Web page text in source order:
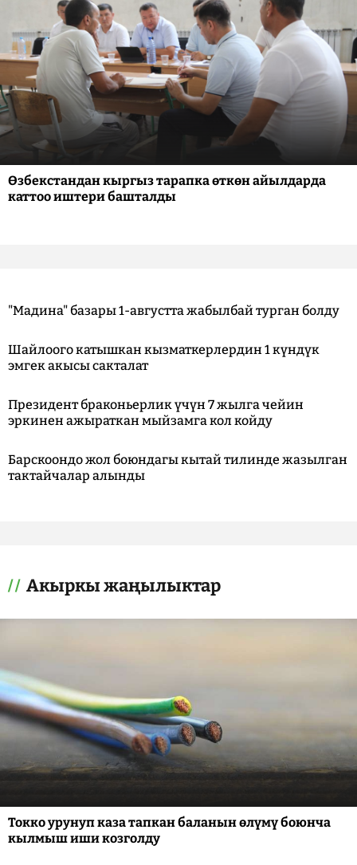
Өзбекстандан кыргыз тарапка өткөн айылдарда
каттоо иштери башталды
"Мадина" базары 1-августта жабылбай турган болду
Шайлоого катышкан кызматкерлердин 1 күндүк
эмгек акысы сакталат
Президент браконьерлик үчүн 7 жылга чейин
эркинен ажыраткан мыйзамга кол койду
Барскоондо жол боюндагы кытай тилинде жазылган
тактайчалар алынды
Акыркы жаңылыктар
Токко урунуп каза тапкан баланын өлүмү боюнча
кылмыш иши козголду